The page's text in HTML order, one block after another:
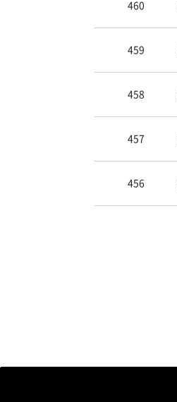
460
459
458
457
456